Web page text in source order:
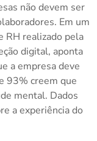
não devem ser
Em um
RH realizado pela
digital, aponta
a empresa deve
93% creem que
mental. Dados
a experiência do